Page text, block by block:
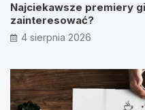
Najciekawsze premiery
zainteresować?
4 sierpnia 2026